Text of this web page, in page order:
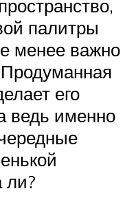
палитры
менее важно
его
ведь именно
ли?